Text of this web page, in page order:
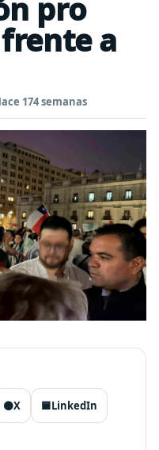
pro
a
174 semanas
⚫X 🟦LinkedIn